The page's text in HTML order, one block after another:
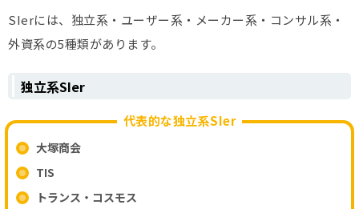
SIerには、独立系・ユーザー系・メーカー系・コンサル系・
外資系の5種類があります。
独立系SIer
代表的な独立系SIer
大塚商会
TIS
トランス・コスモス